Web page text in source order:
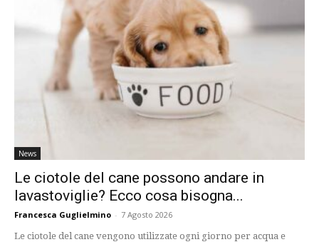
News
Le ciotole del cane possono andare in
lavastoviglie? Ecco cosa bisogna...
Francesca Guglielmino - 7 Agosto 2026
Le ciotole del cane vengono utilizzate ogni giorno per acqua e